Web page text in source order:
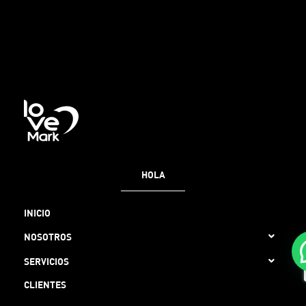
HOLA
INICIO
NOSOTROS
SERVICIOS
CLIENTES